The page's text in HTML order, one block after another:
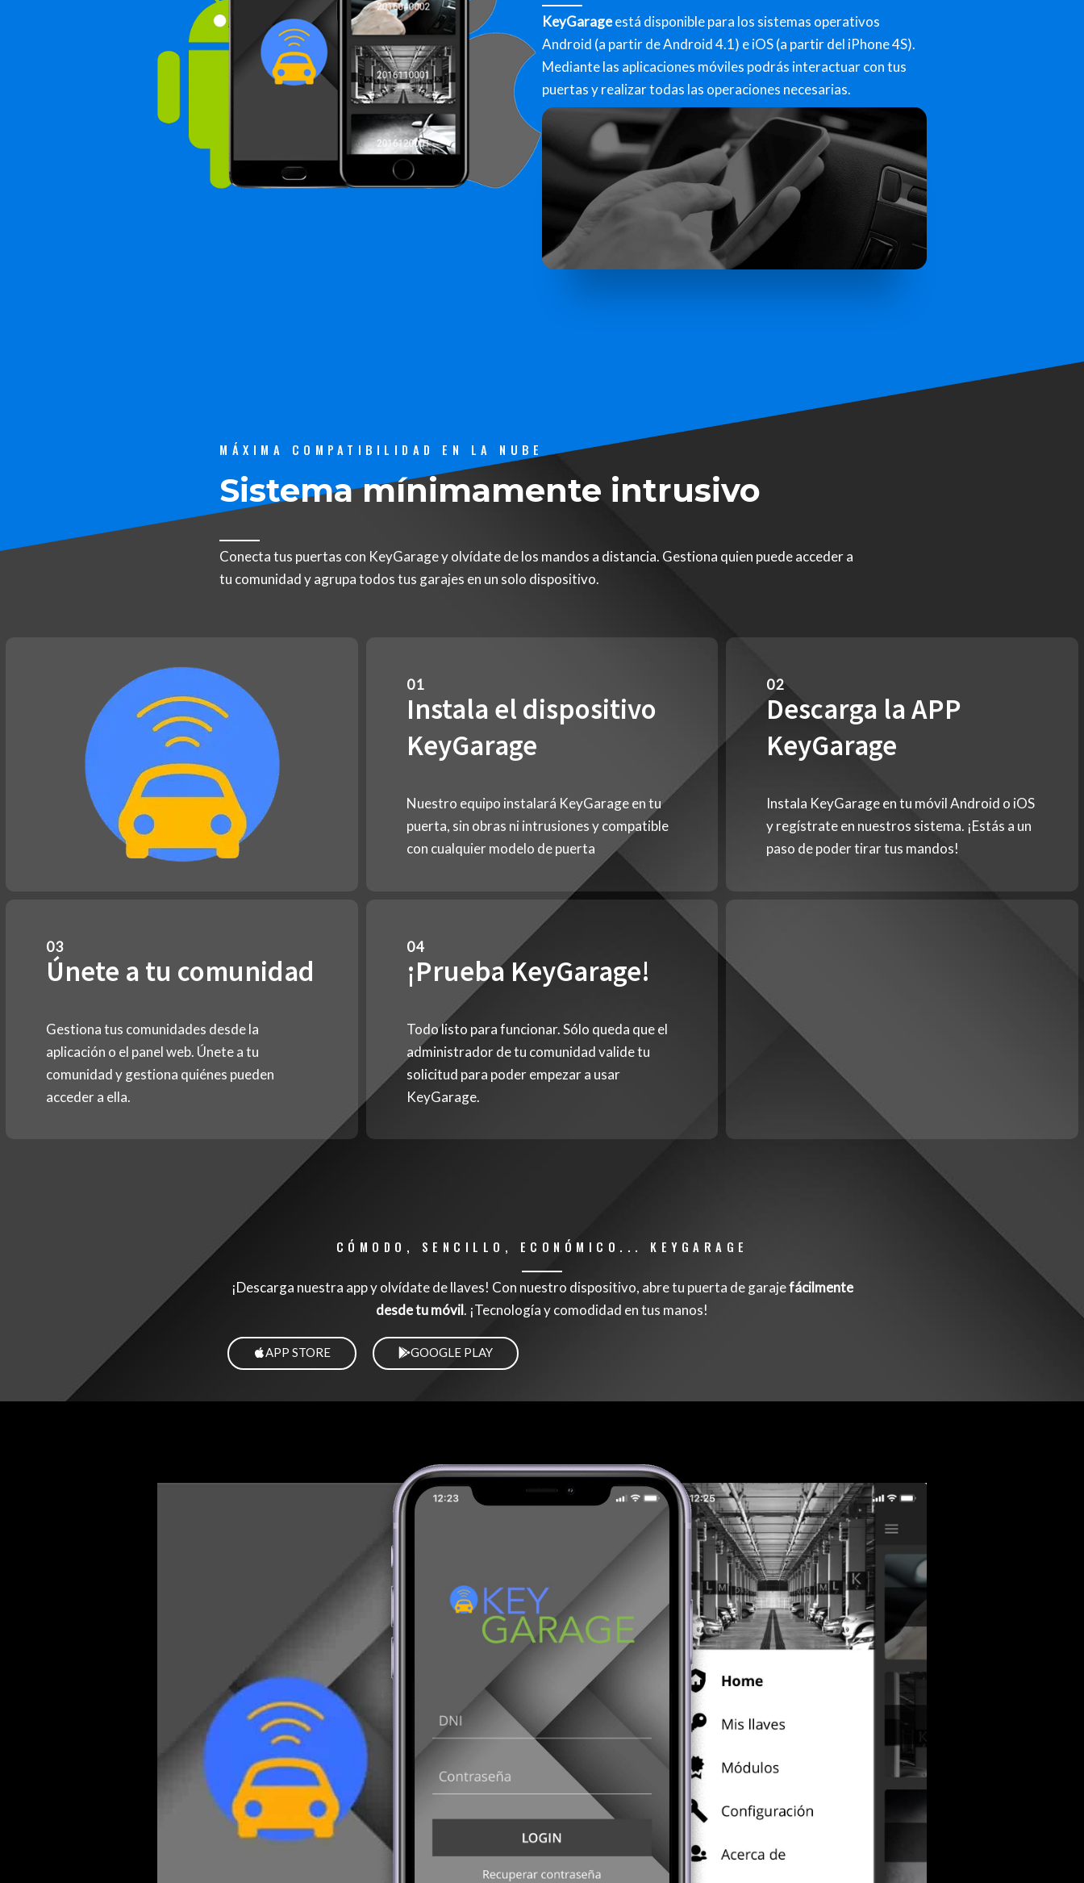
KeyGarageestá disponible para los sistemas operativos
Android (a partir de Android 4.1) e iOS (a partir del iPhone 4S).
Mediante las aplicaciones móviles podrás interactuar con tus
puertas y realizar todas las operaciones necesarias.
MÁXIMA COMPATIBILIDAD EN LA NUBE
Sistema mínimamente intrusivo
Conecta tus puertas con KeyGarage y olvídate de los mandos a distancia. Gestiona quien puede acceder a
tu comunidad y agrupa todos tus garajes en un solo dispositivo.
01
Instala el dispositivo
KeyGarage
Nuestro equipo instalará KeyGarage en tu
puerta, sin obras ni intrusiones y compatible
con cualquier modelo de puerta
02
Descarga la APP
KeyGarage
Instala KeyGarage en tu móvil Android o iOS
y regístrate en nuestros sistema. ¡Estás a un
paso de poder tirar tus mandos!
03
Únete a tu comunidad
Gestiona tus comunidades desde la
aplicación o el panel web. Únete a tu
comunidad y gestiona quiénes pueden
acceder a ella.
04
¡Prueba KeyGarage!
Todo listo para funcionar. Sólo queda que el
administrador de tu comunidad valide tu
solicitud para poder empezar a usar
KeyGarage.
CÓMODO, SENCILLO, ECONÓMICO... KEYGARAGE
¡Descarga nuestra app y olvídate de llaves! Con nuestro dispositivo, abre tu puerta de garajefácilmente
desde tu móvil. ¡Tecnología y comodidad en tus manos!
APP STORE GOOGLE PLAY